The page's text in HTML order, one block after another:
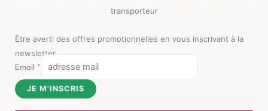
transporteur
Être averti des offres promotionnelles en vous inscrivant à la
newsletter
Email *
JE M'INSCRIS